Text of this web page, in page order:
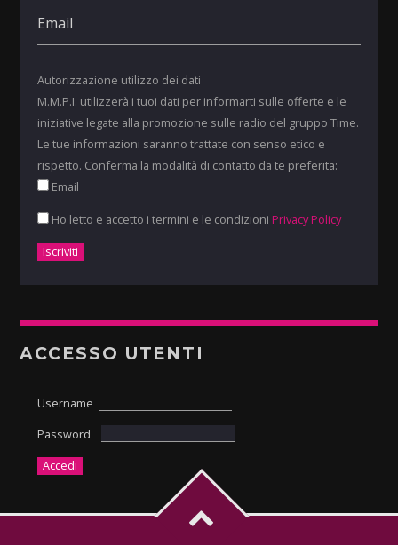
Autorizzazione utilizzo dei dati
M.M.P.I. utilizzerà i tuoi dati per informarti sulle offerte e le
iniziative legate alla promozione sulle radio del gruppo Time.
Le tue informazioni saranno trattate con senso etico e
rispetto. Conferma la modalità di contatto da te preferita:
Email
Ho letto e accetto i termini e le condizioni Privacy Policy
ACCESSO UTENTI
Username
Password